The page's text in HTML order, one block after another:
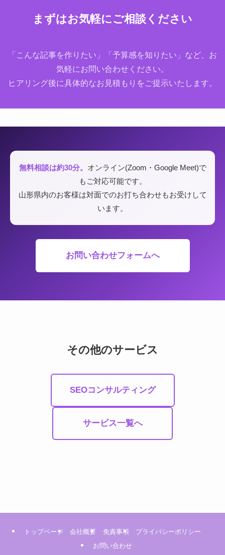
まずはお気軽にご相談ください
「こんな記事を作りたい」「予算感を知りたい」など、お
気軽にお問い合わせください。
ヒアリング後に具体的なお見積もりをご提示いたします。
無料相談は約30分。 オンライン(Zoom・Google Meet)で
もご対応可能です。
山形県内のお客様は対面でのお打ち合わせもお受けして
います。
お問い合わせフォームへ
その他のサービス
SEOコンサルティング
サービス一覧へ
トップページ 会社概要 免責事項
プライバシーポリシー
お問い合わせ